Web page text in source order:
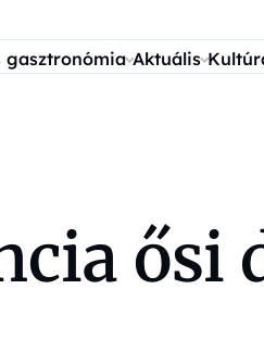
gasztronómia Aktuális
ősi